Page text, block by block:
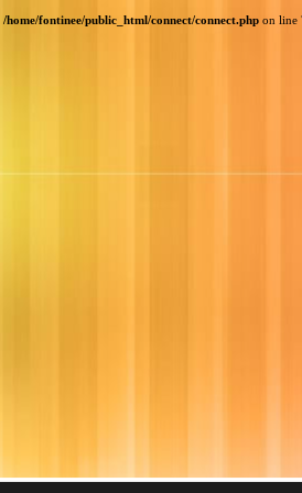
/home/fontinee/public_html/connect/connect.php on line